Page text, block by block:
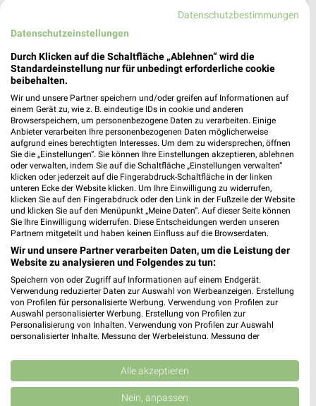
Sonderpreis Baumarkt - Angebote ab 01.08.
MEHR PROSPEKTE
weekli - Prospekte & Angebote App
Alle Sonderpreis Baumarkt Angebote immer griffbereit – mit
der kostenlosen weekli App für iOS & Android.
✔Standortgenaue Angebote
✔Folge deinem Lieblingshändler
✔Push-Benachrichtigungen bei neuen Prospekten
✔ Einkaufsliste - Einkauf stressfrei planen
JETZT LADEN UND SPAREN!
Datenschutzbestimmungen
Datenschutzeinstellungen
Durch Klicken auf die Schaltfläche „Ablehnen“ wird die
Standardeinstellung nur für unbedingt erforderliche cookie
beibehalten.
Wir und unsere Partner speichern und/oder greifen auf Informationen auf
einem Gerät zu, wie z. B. eindeutige IDs in cookie und anderen
Browserspeichern, um personenbezogene Daten zu verarbeiten. Einige
Anbieter verarbeiten Ihre personenbezogenen Daten möglicherweise
aufgrund eines berechtigten Interesses. Um dem zu widersprechen, öffnen
Sie die „Einstellungen“. Sie können Ihre Einstellungen akzeptieren, ablehnen
oder verwalten, indem Sie auf die Schaltfläche „Einstellungen verwalten“
klicken oder jederzeit auf die Fingerabdruck-Schaltfläche in der linken
unteren Ecke der Website klicken. Um Ihre Einwilligung zu widerrufen,
klicken Sie auf den Fingerabdruck oder den Link in der Fußzeile der Website
und klicken Sie auf den Menüpunkt „Meine Daten“. Auf dieser Seite können
Sie Ihre Einwilligung widerrufen. Diese Entscheidungen werden unseren
Partnern mitgeteilt und haben keinen Einfluss auf die Browserdaten.
Wir und unsere Partner verarbeiten Daten, um die Leistung der
Website zu analysieren und Folgendes zu tun:
Speichern von oder Zugriff auf Informationen auf einem Endgerät.
Verwendung reduzierter Daten zur Auswahl von Werbeanzeigen. Erstellung
von Profilen für personalisierte Werbung. Verwendung von Profilen zur
Auswahl personalisierter Werbung. Erstellung von Profilen zur
Personalisierung von Inhalten. Verwendung von Profilen zur Auswahl
personalisierter Inhalte. Messung der Werbeleistung. Messung der
Kombinationen von Daten aus verschiedenen Quellen. Entwicklung und
Verbesserung der Angebote. Verwendung reduzierter Daten zur Auswahl
von Inhalten.
Daten können außerhalb der Europäischen Union weitergegeben und in die
Alle akzeptieren
Nein, anpassen